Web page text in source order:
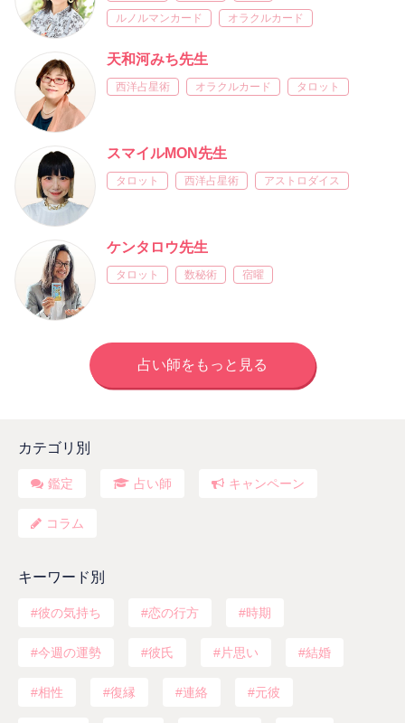
ルノルマンカード
オラクルカード
天和河みち先生
西洋占星術 オラクルカード タロット
スマイルMON先生
タロット 西洋占星術 アストロダイス
ケンタロウ先生
タロット 数秘術 宿曜
占い師をもっと見る
カテゴリ別
鑑定 占い師 キャンペーン
コラム
キーワード別
彼の気持ち 恋の行方 時期
今週の運勢 彼氏 片思い 結婚
相性 復縁 連絡 元彼